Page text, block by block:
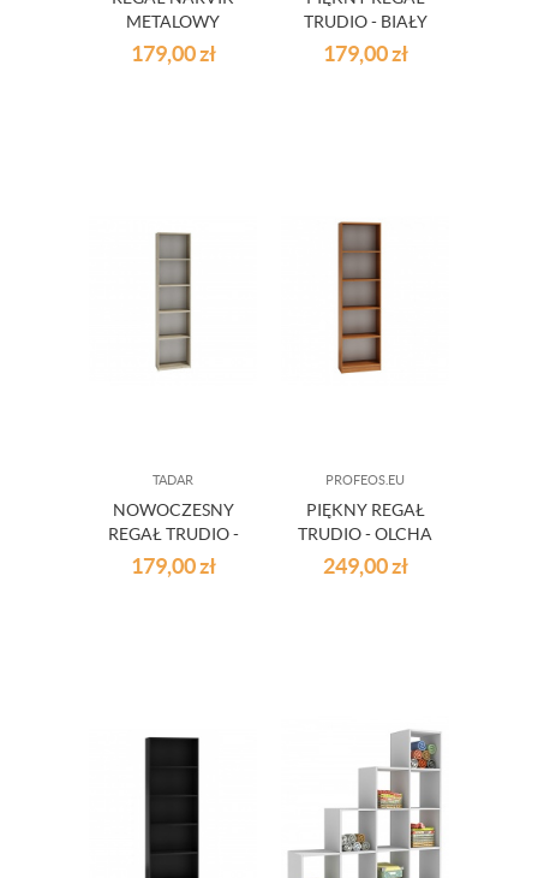
METALOWY
CZARNY + DĄB
179,00zł
TRUDIO - BIAŁY
179,00zł
TADAR
NOWOCZESNY
REGAŁ TRUDIO -
DĄB SONOMA
179,00zł
PROFEOS.EU
PIĘKNY REGAŁ
TRUDIO - OLCHA
249,00zł